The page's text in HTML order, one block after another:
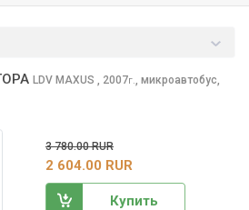
LDV MAXUS , 2007г., микроавтобус,
3 780.00 RUR
2 604.00 RUR
Купить